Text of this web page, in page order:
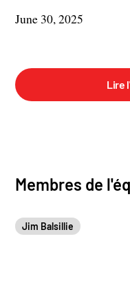
June 30, 2025
Lire
Membres de
Jim Balsillie